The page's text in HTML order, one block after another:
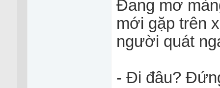
Đang mơ
mới gặp trên
người quát
- Đi đâu?